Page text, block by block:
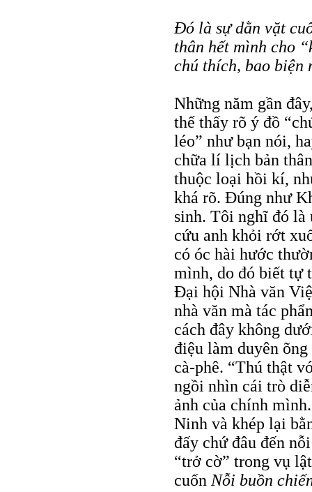
Đó là sự dằn vặt
thân hết mình cho
chú thích, bao biện
Những năm gần
thể thấy rõ ý đồ
léo” như bạn nói,
chữa lí lịch bản
thuộc loại hồi kí,
khá rõ. Đúng như
sinh. Tôi nghĩ đó là
cứu anh khỏi rớt
có óc hài hước
mình, do đó biết tự
Đại hội Nhà văn
nhà văn mà tác
cách đây không
điệu làm duyên
cà-phê. “Thú thật
ngồi nhìn cái trò
ảnh của chính
Ninh và khép lại
đấy chứ đâu đến
“trở cờ” trong vụ
cuốn Nỗi buồn